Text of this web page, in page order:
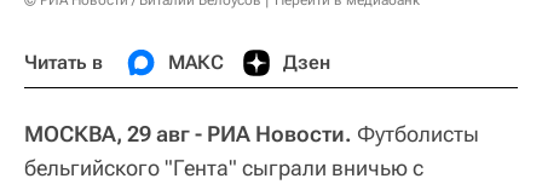
Читать в МАКС Дзен
МОСКВА, 29 авг - РИА Новости. Футболисты
бельгийского "Гента" сыграли вничью с